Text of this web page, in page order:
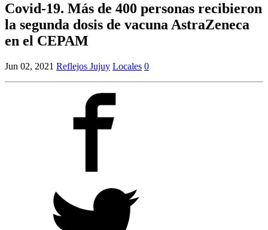
Covid-19. Más de 400 personas recibieron
la segunda dosis de vacuna AstraZeneca
en el CEPAM
Jun 02, 2021 Reflejos Jujuy Locales 0